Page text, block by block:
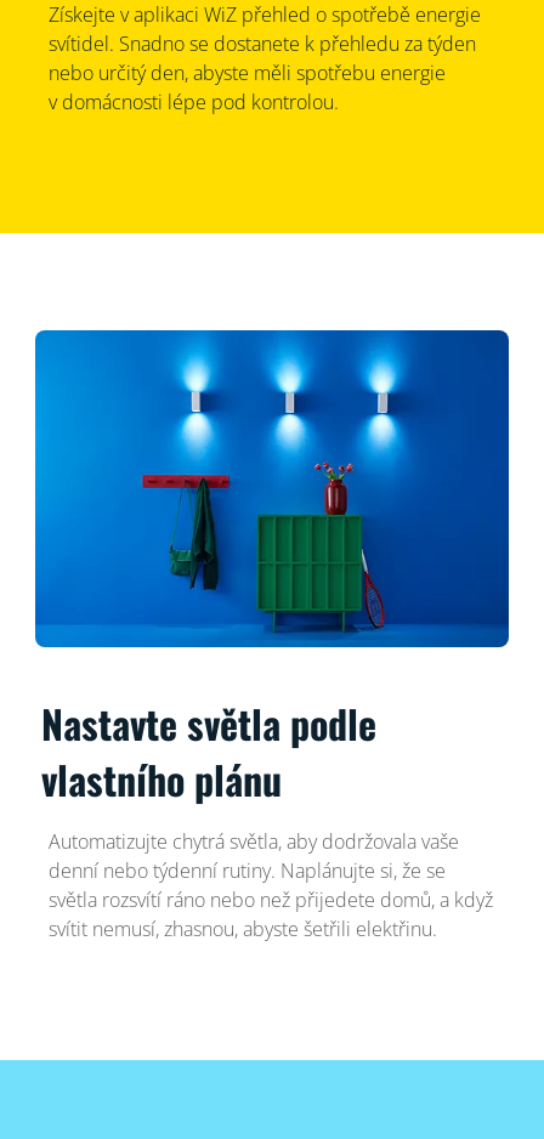
Získejte v aplikaci WiZ přehled o spotřebě energie
svítidel. Snadno se dostanete k přehledu za týden
nebo určitý den, abyste měli spotřebu energie
v domácnosti lépe pod kontrolou.
Nastavte světla podle
vlastního plánu
Automatizujte chytrá světla, aby dodržovala vaše
denní nebo týdenní rutiny. Naplánujte si, že se
světla rozsvítí ráno nebo než přijedete domů, a když
svítit nemusí, zhasnou, abyste šetřili elektřinu.